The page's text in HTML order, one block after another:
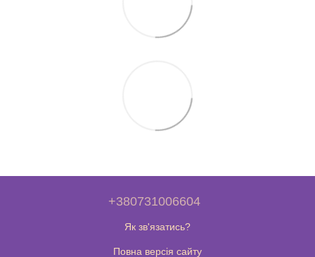
+380731006604
Як зв'язатись?
Повна версія сайту